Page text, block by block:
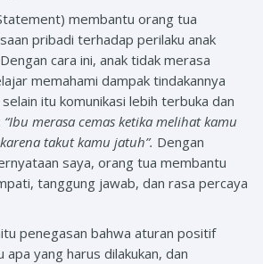
membantu orang tua
pribadi terhadap perilaku anak
cara ini, anak tidak merasa
memahami dampak tindakannya
itu komunikasi lebih terbuka dan
“Ibu merasa cemas ketika melihat kamu
takut kamu jatuh”. Dengan
saya, orang tua membantu
tanggung jawab, dan rasa percaya
penegasan bahwa aturan positif
yang harus dilakukan, dan